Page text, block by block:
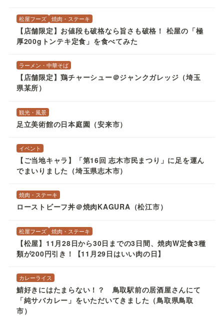
松屋フーズ 焼肉・ステーキ
【店舗限定】お値段も破格なら旨さも破格！ 松屋の「極
厚200gトンテキ定食」を食べてみた
ラーメン・中華そば
【店舗限定】鶏チャーシュー＠ジャンクガレッジ（埼玉
県某所）
観光・風景
足立美術館の日本庭園（安来市）
イベント
【ご当地キャラ】「第16回 志木市民まつり」に足を運ん
でまいりました（埼玉県志木市）
焼肉・ステーキ
ローストビーフ丼＠焼肉KAGURA（松江市）
松屋フーズ 焼肉・ステーキ
【松屋】11月28日から30日までの3日間、焼肉W定食3種
類が200円引き！【11月29日はいい肉の日】
カレーライス
鯖好きにはたまらない！？ 鳥取駅前の居酒屋さんにて
「純サバカレー」をいただいてきました（鳥取県鳥取
市）